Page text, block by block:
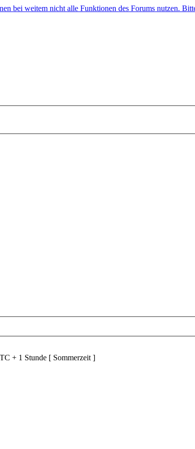
bei weitem nicht alle Funktionen des Forums nutzen.
+ 1 Stunde [ Sommerzeit ]